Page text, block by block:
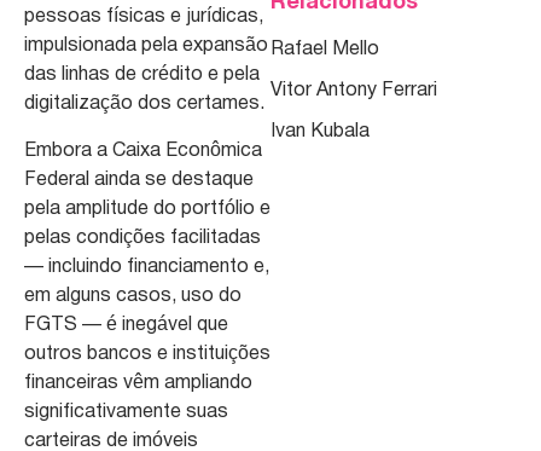
pessoas físicas e jurídicas,
impulsionada pela expansão
das linhas de crédito e pela
digitalização dos certames.
Embora a Caixa Econômica
Federal ainda se destaque
pela amplitude do portfólio e
pelas condições facilitadas
— incluindo financiamento e,
em alguns casos, uso do
FGTS — é inegável que
outros bancos e instituições
financeiras vêm ampliando
significativamente suas
carteiras de imóveis
Rafael Mello
Vitor Antony Ferrari
Ivan Kubala